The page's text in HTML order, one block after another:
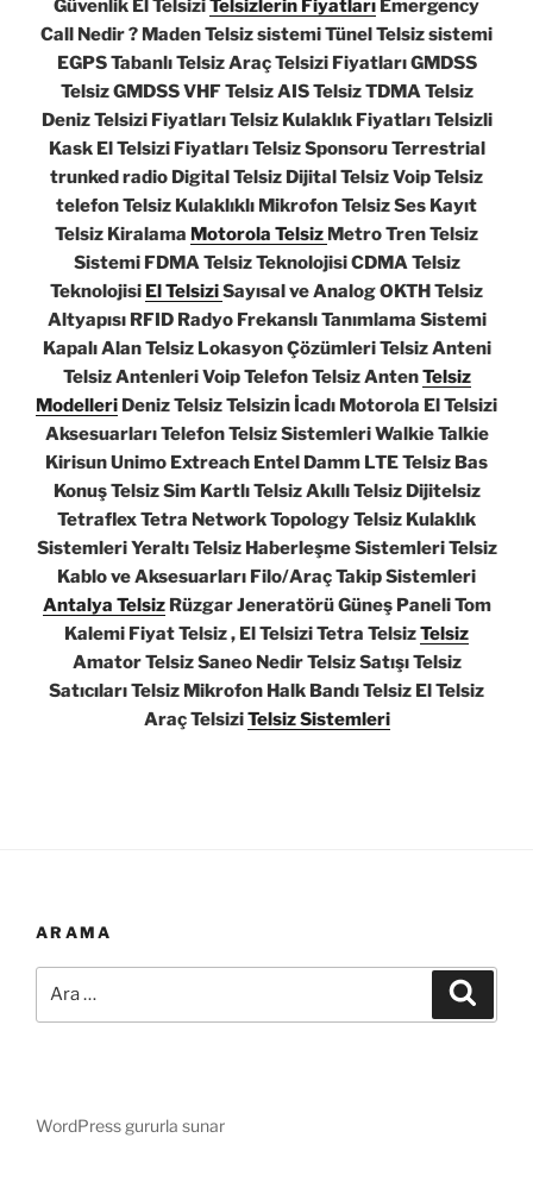
Güvenlik El TelsiziTelsizlerin Fiyatları Emergency
Call Nedir ? Maden Telsiz sistemi Tünel Telsiz sistemi
EGPS Tabanlı Telsiz Araç Telsizi Fiyatları GMDSS
Telsiz GMDSS VHF Telsiz AIS Telsiz TDMA Telsiz
Deniz Telsizi Fiyatları Telsiz Kulaklık Fiyatları Telsizli
Kask El Telsizi Fiyatları Telsiz Sponsoru Terrestrial
trunked radio Digital Telsiz Dijital Telsiz Voip Telsiz
telefon Telsiz Kulaklıklı Mikrofon Telsiz Ses Kayıt
Telsiz Kiralama Motorola Telsiz Metro Tren Telsiz
Sistemi FDMA Telsiz Teknolojisi CDMA Telsiz
Teknolojisi El TelsiziSayısal ve Analog OKTH Telsiz
Altyapısı RFID Radyo Frekanslı Tanımlama Sistemi
Kapalı Alan Telsiz Lokasyon Çözümleri Telsiz Anteni
Telsiz Antenleri Voip Telefon Telsiz AntenTelsiz
Modelleri Deniz Telsiz Telsizin İcadı Motorola El Telsizi
Aksesuarları Telefon Telsiz Sistemleri Walkie Talkie
Kirisun Unimo Extreach Entel Damm LTE Telsiz Bas
Konuş Telsiz Sim Kartlı Telsiz Akıllı Telsiz Dijitelsiz
Tetraflex Tetra Network Topology Telsiz Kulaklık
Sistemleri Yeraltı Telsiz Haberleşme Sistemleri Telsiz
Kablo ve Aksesuarları Filo/Araç Takip Sistemleri
Antalya TelsizRüzgar Jeneratörü Güneş Paneli Tom
Kalemi Fiyat Telsiz , El Telsizi Tetra TelsizTelsiz
Amator Telsiz Saneo Nedir Telsiz Satışı Telsiz
Satıcıları Telsiz Mikrofon Halk Bandı Telsiz El Telsiz
Araç TelsiziTelsiz Sistemleri
ARAMA
WordPress gururla sunar